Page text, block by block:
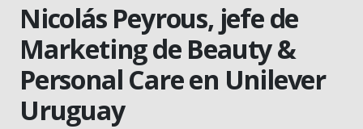
Nicolás Peyrous, jefe de
Marketing de Beauty &
Personal Care en Unilever
Uruguay